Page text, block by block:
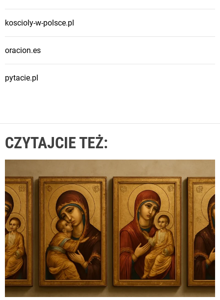
d
z
u
r
g
c
z
n
y
m
koscioly-w-polsce.pl
oracion.es
pytacie.pl
CZYTAJCIE TEŻ: